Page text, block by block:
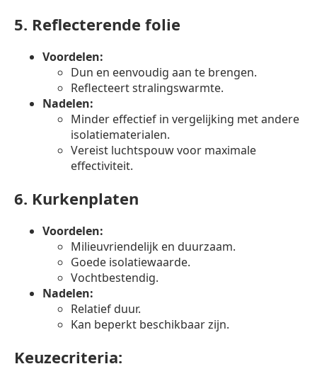
5. Reflecterende folie
Voordelen:
Dun en eenvoudig aan te brengen.
Reflecteert stralingswarmte.
Nadelen:
Minder effectief in vergelijking met andere
isolatiematerialen.
Vereist luchtspouw voor maximale
effectiviteit.
6. Kurkenplaten
Voordelen:
Milieuvriendelijk en duurzaam.
Goede isolatiewaarde.
Vochtbestendig.
Nadelen:
Relatief duur.
Kan beperkt beschikbaar zijn.
Keuzecriteria: